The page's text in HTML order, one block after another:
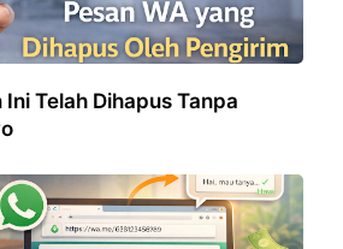
Telah Dihapus Tanpa